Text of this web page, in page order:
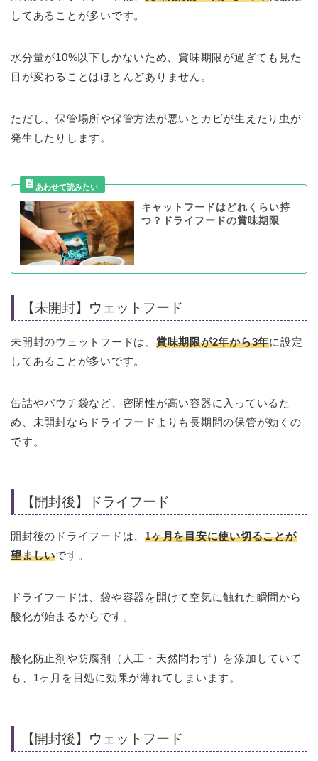
してあることが多いです。
水分量が10%以下しかないため、賞味期限が過ぎても見た
目が変わることはほとんどありません。
ただし、保管場所や保管方法が悪いとカビが生えたり虫が
発生したりします。
キャットフードはどれくらい持
つ？ドライフードの賞味期限
【未開封】ウェットフード
未開封のウェットフードは、 賞味期限が2年から3年に設定
してあることが多いです。
缶詰やパウチ袋など、密閉性が高い容器に入っているた
め、未開封ならドライフードよりも長期間の保管が効くの
です。
【開封後】ドライフード
開封後のドライフードは、1ヶ月を目安に使い切ることが
望ましいです。
ドライフードは、袋や容器を開けて空気に触れた瞬間から
酸化が始まるからです。
酸化防止剤や防腐剤（人工・天然問わず）を添加していて
も、1ヶ月を目処に効果が薄れてしまいます。
【開封後】ウェットフード